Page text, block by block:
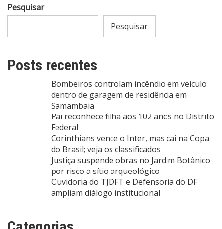
Pesquisar
Pesquisar
Posts recentes
Bombeiros controlam incêndio em veículo
dentro de garagem de residência em
Samambaia
Pai reconhece filha aos 102 anos no Distrito
Federal
Corinthians vence o Inter, mas cai na Copa
do Brasil; veja os classificados
Justiça suspende obras no Jardim Botânico
por risco a sítio arqueológico
Ouvidoria do TJDFT e Defensoria do DF
ampliam diálogo institucional